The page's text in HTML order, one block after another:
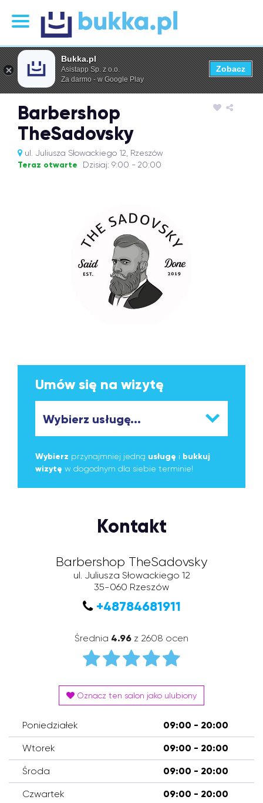
Barbershop
TheSadovsky
ul. Juliusza Słowackiego 12, Rzeszów
Teraz otwarte Dzisiaj: 9:00 - 20:00
Umów się na wizytę
Wybierz przynajmniej jedną usługę i bukkuj
wizytę w dogodnym dla siebie terminie!
Kontakt
Barbershop TheSadovsky
ul. Juliusza Słowackiego 12
35-060 Rzeszów
+48784681911
Średnia 4.96 z 2608 ocen
Oznacz ten salon jako ulubiony
Poniedziałek 09:00 - 20:00
Wtorek 09:00 - 20:00
Środa 09:00 - 20:00
Czwartek 09:00 - 20:00
Bukka.pl
Asistapp Sp. z o.o.
Za darmo - w Google Play
Zobacz